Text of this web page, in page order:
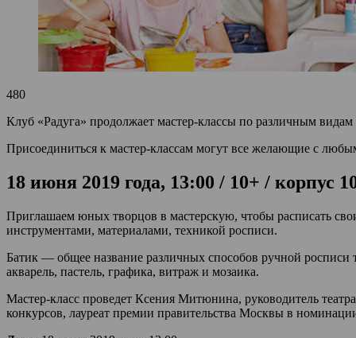
480
Клуб «Радуга» продолжает мастер-классы по различным
Присоединиться к мастер-классам могут все желающие с
18 июня 2019 года, 13:00 / 10+ / корпус
Приглашаем юных творцов в мастерскую, чтобы расписать
инструментами, материалами, техникой росписи.
Батик — общее название различных способов ручной росписи
акварель, пастель, графика, витраж и мозаика.
Мастер-класс проведет Ксения Митюнина, руководитель
конкурсов, лауреат премии правительства Москвы в